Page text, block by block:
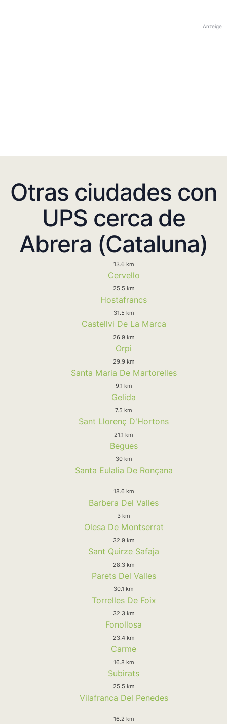
Anzeige
Otras ciudades con
UPS cerca de
Abrera (Cataluna)
13.6 km
Cervello
25.5 km
Hostafrancs
31.5 km
Castellvi De La Marca
26.9 km
Orpi
29.9 km
Santa Maria De Martorelles
9.1 km
Gelida
7.5 km
Sant Llorenç D'Hortons
21.1 km
Begues
30 km
Santa Eulalia De Ronçana
18.6 km
Barbera Del Valles
3 km
Olesa De Montserrat
32.9 km
Sant Quirze Safaja
28.3 km
Parets Del Valles
30.1 km
Torrelles De Foix
32.3 km
Fonollosa
23.4 km
Carme
16.8 km
Subirats
25.5 km
Vilafranca Del Penedes
16.2 km